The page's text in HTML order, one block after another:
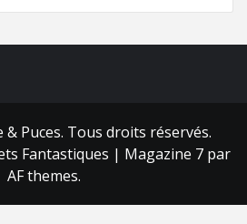
Puces. Tous droits réservés.
Fantastiques | Magazine 7 par
AF themes.